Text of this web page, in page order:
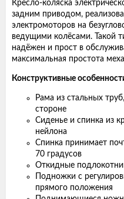
Кресло-коляска
задним приводом,
электромоторов на
ведущими колёсами. Такой
надёжен и прост в
максимальная простота
Конструктивные
Рама из стальных
стороне
Сиденье и спинка из
нейлона
Спинка принимает
70 градусов
Откидные
Подножки с
прямого положения